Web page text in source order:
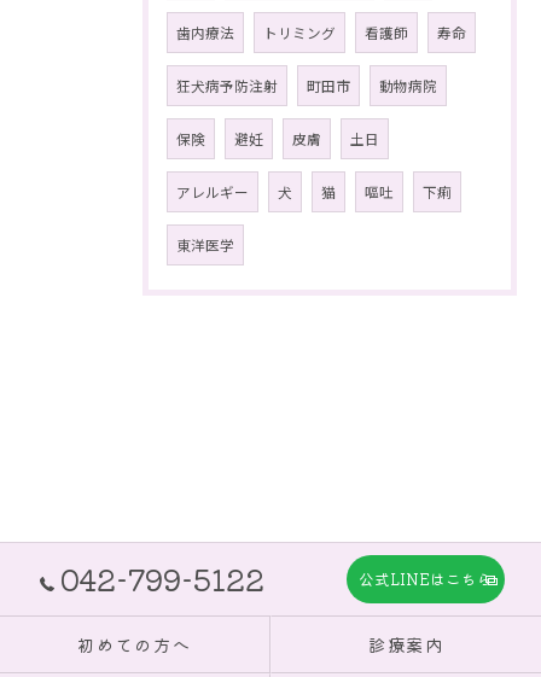
歯内療法 トリミング 看護師 寿命
狂犬病予防注射 町田市 動物病院
保険 避妊 皮膚 土日
アレルギー 犬 猫 嘔吐 下痢
東洋医学
042-799-5122 公式LINEはこちら
初めての方へ 診療案内